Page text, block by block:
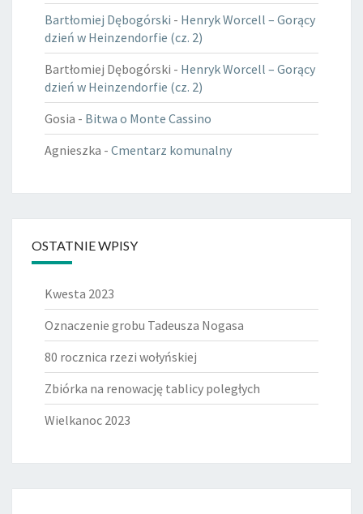
Bartłomiej Dębogórski - Henryk Worcell – Gorący
dzień w Heinzendorfie (cz. 2)
Bartłomiej Dębogórski - Henryk Worcell – Gorący
dzień w Heinzendorfie (cz. 2)
Gosia - Bitwa o Monte Cassino
Agnieszka - Cmentarz komunalny
OSTATNIE WPISY
Kwesta 2023
Oznaczenie grobu Tadeusza Nogasa
80 rocznica rzezi wołyńskiej
Zbiórka na renowację tablicy poległych
Wielkanoc 2023